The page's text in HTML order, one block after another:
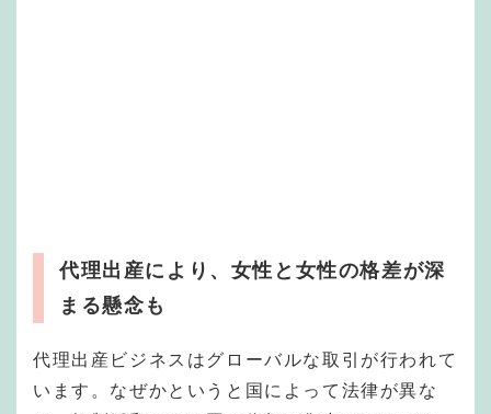
代理出産により、女性と女性の格差が深
まる懸念も
代理出産ビジネスはグローバルな取引が行われて
います。なぜかというと国によって法律が異な